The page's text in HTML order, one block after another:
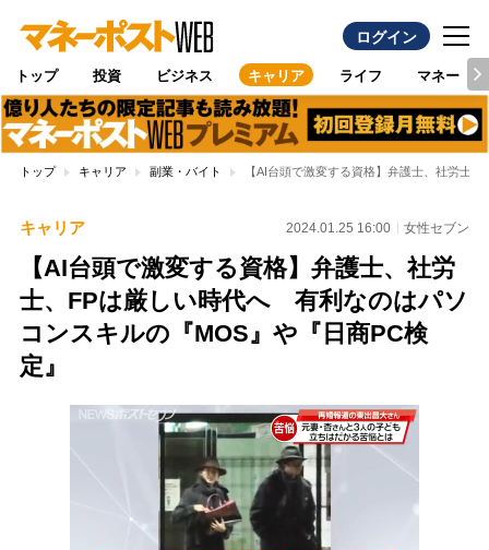
ログイン
トップ 投資 ビジネス キャリア ライフ マネー
トップ キャリア 副業・バイト 【AI台頭で激変する資格】弁護士、社労士
キャリア 2024.01.25 16:00 女性セブン
【AI台頭で激変する資格】弁護士、社労
士、FPは厳しい時代へ 有利なのはパソ
コンスキルの『MOS』や『日商PC検
定』